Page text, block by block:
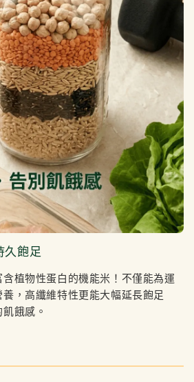
久飽足
植物性蛋白的機能米！不僅能為運
，高纖維特性更能大幅延長飽足
餓感。